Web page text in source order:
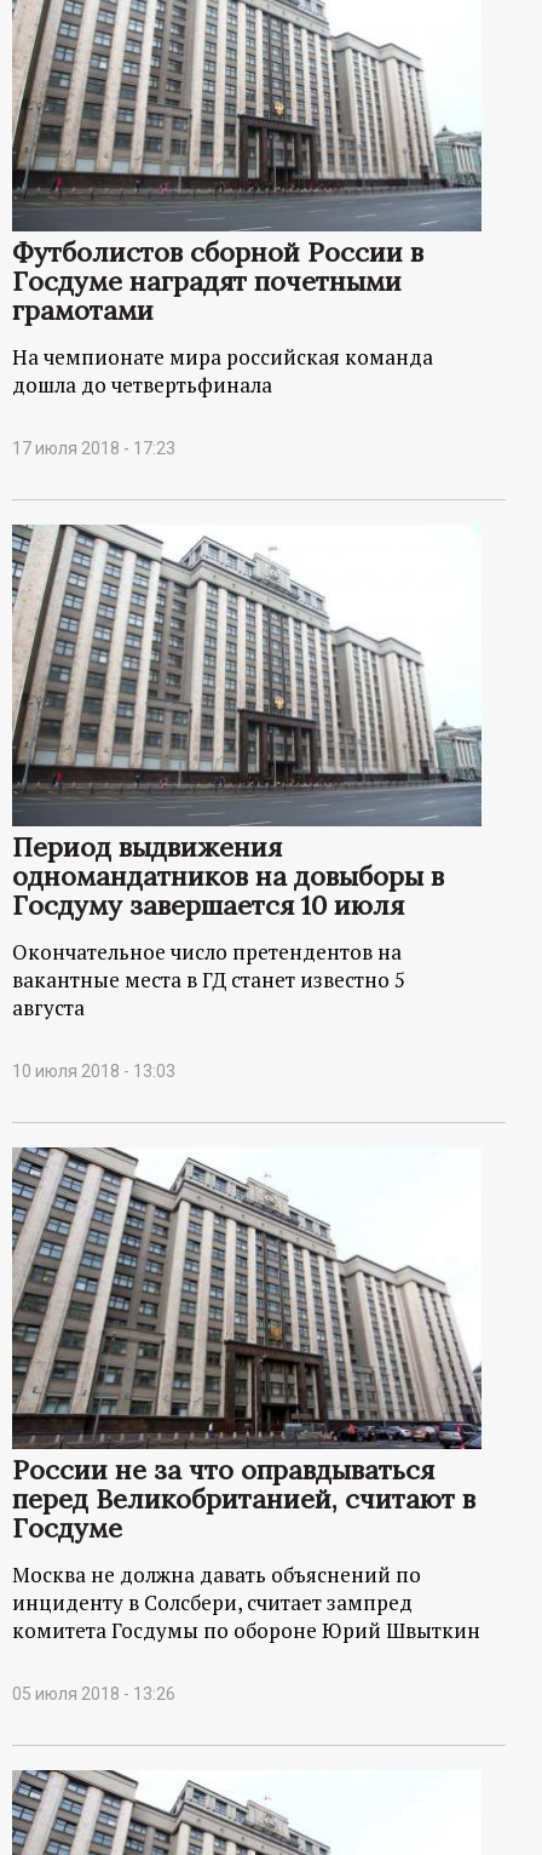
Футболистов сборной России в
Госдуме наградят почетными
грамотами
На чемпионате мира российская команда
дошла до четвертьфинала
17 июля 2018 - 17:23
Период выдвижения
одномандатников на довыборы в
Госдуму завершается 10 июля
Окончательное число претендентов на
вакантные места в ГД станет известно 5
августа
10 июля 2018 - 13:03
России не за что оправдываться
перед Великобританией, считают в
Госдуме
Москва не должна давать объяснений по
инциденту в Солсбери, считает зампред
комитета Госдумы по обороне Юрий Швыткин
05 июля 2018 - 13:26